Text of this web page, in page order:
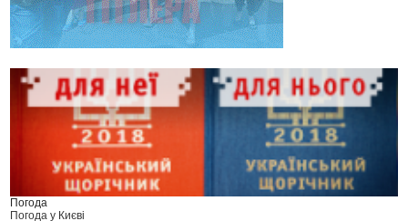
Погода
Погода у Києві